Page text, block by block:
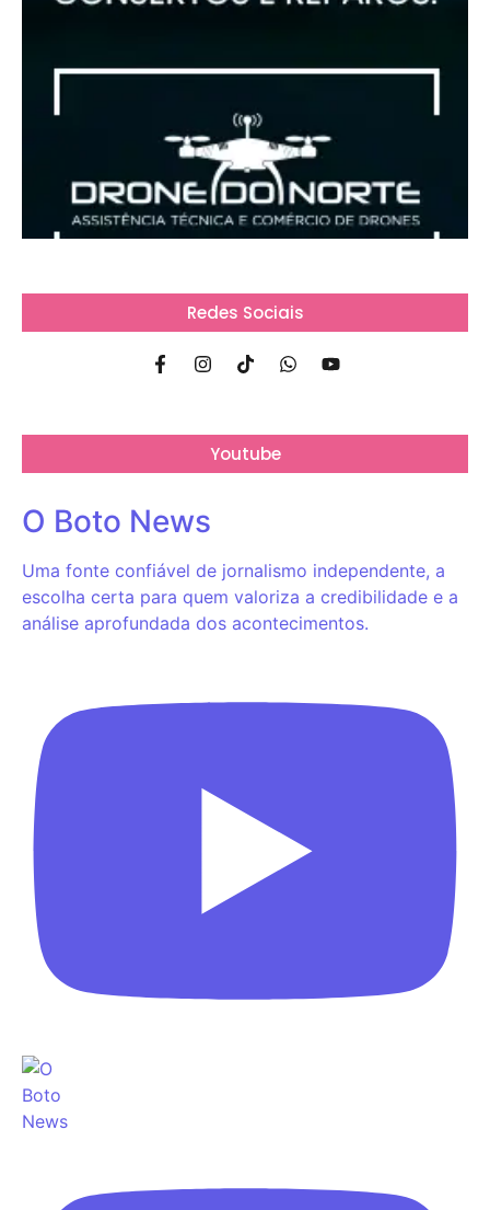
Redes Sociais
Youtube
O Boto News
Uma fonte confiável de jornalismo independente, a
escolha certa para quem valoriza a credibilidade e a
análise aprofundada dos acontecimentos.